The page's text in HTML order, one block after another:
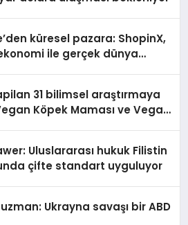
küresel pazara: ShopinX,
ile gerçek dünya
31 bilimsel araştırmaya
Köpek Maması ve Vegan
Uluslararası hukuk Filistin
çifte standart uyguluyor
Ukrayna savaşı bir ABD